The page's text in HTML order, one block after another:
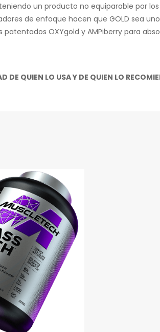
un producto no equiparable por
de enfoque hacen que GOLD sea
OXYgold y AMPiberry para
DE QUIEN LO USA Y DE QUIEN LO